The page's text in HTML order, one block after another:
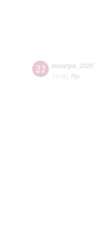
22 декабря 2025
16:00 Пн